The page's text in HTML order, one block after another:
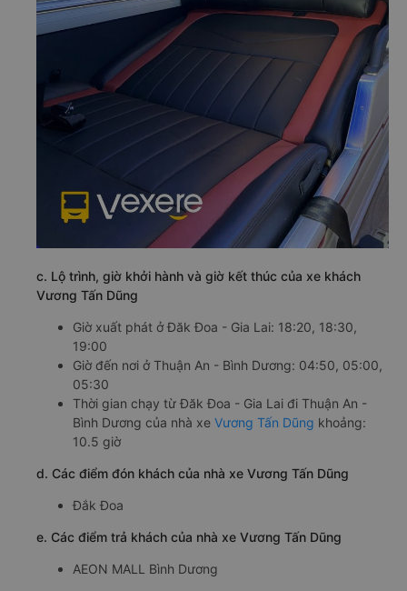
c. Lộ trình, giờ khởi hành và giờ kết thúc của xe khách
Vương Tấn Dũng
Giờ xuất phát ở Đăk Đoa - Gia Lai: 18:20, 18:30,
19:00
Giờ đến nơi ở Thuận An - Bình Dương: 04:50, 05:00,
05:30
Thời gian chạy từ Đăk Đoa - Gia Lai đi Thuận An -
Bình Dương của nhà xe Vương Tấn Dũng khoảng:
10.5 giờ
d. Các điểm đón khách của nhà xe Vương Tấn Dũng
Đắk Đoa
e. Các điểm trả khách của nhà xe Vương Tấn Dũng
AEON MALL Bình Dương